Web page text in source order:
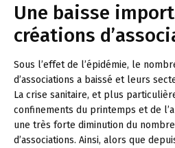
Une baisse
créations
Sous l’effet de l’épidémie, le
d’associations a baissé et leurs
La crise sanitaire, et plus
confinements du printemps et de
une très forte diminution du
d’associations. Ainsi, alors que